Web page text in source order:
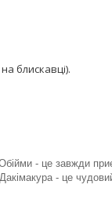
блискавці).
- це завжди
- це